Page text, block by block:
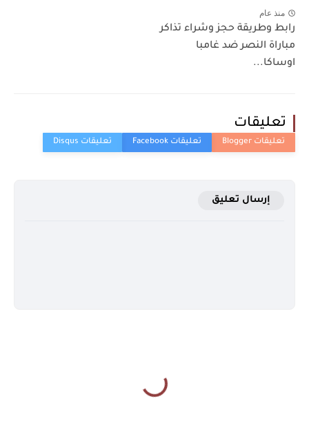
منذ عام
رابط وطريقة حجز وشراء تذاكر
مباراة النصر ضد غامبا
اوساكا...
تعليقات
إرسال تعليق